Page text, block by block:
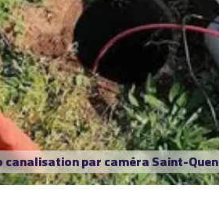
canalisation par caméra Saint-